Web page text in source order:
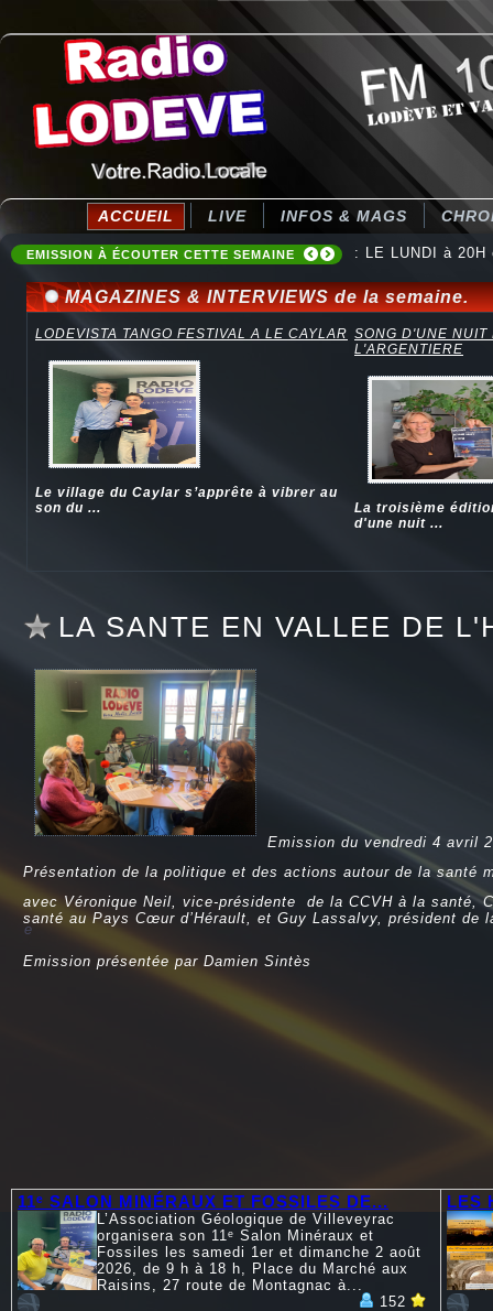
ACCUEIL LIVE INFOS & MAGS
EMISSION À ÉCOUTER CETTE SEMAINE : LE LUNDI à
MAGAZINES & INTERVIEWS de la semaine.
LODEVISTA TANGO FESTIVAL A LE CAYLAR
Le village du Caylar s’apprête à vibrer au
son du ...
SONG D'UNE NUIT
L'ARGENTIERE
La troisième
d'une nuit ...
LA SANTE EN VALLEE DE
Emission du vendredi 4 avril
Présentation de la politique et des actions autour de la santé
avec Véronique Neil, vice-présidente de la CCVH à la santé,
santé au Pays Cœur d’Hérault, et Guy Lassalvy, président de
e
Emission présentée par Damien Sintès
11ᵉ SALON MINÉRAUX ET FOSSILES DE...
L’Association Géologique de Villeveyrac
organisera son 11ᵉ Salon Minéraux et
Fossiles les samedi 1er et dimanche 2 août
2026, de 9 h à 18 h, Place du Marché aux
Raisins, 27 route de Montagnac à...
152
LES